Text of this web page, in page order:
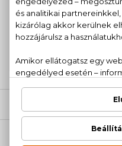
100% eredeti termékek,
garanciával
Kérdésed van,